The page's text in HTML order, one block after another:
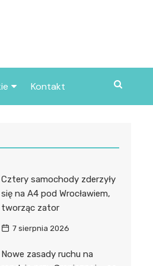
Kontakt
Cztery samochody zderzyły
się na A4 pod Wrocławiem,
tworząc zator
7 sierpnia 2026
Nowe zasady ruchu na